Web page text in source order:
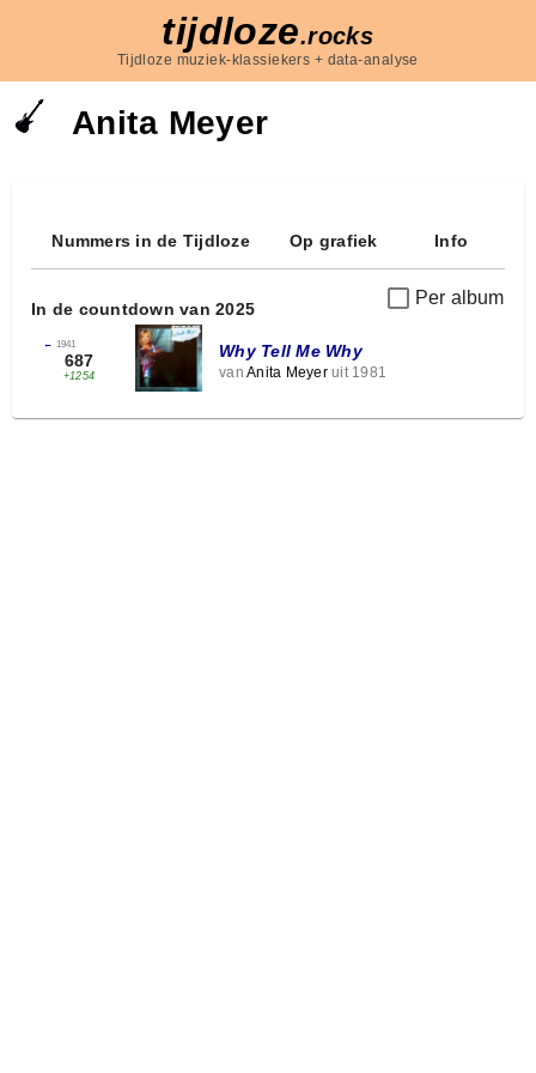
tijdloze.rocks
Tijdloze muziek-klassiekers + data-analyse
Anita Meyer
Nummers in de Tijdloze Op grafiek Info
Per album
In de countdown van 2025
← 1941
687
+1254
Why Tell Me Why
van Anita Meyeruit 1981